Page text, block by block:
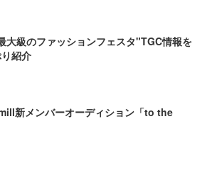
大級のファッションフェスタ"TGC情報を
紹介
新メンバーオーディション「to the